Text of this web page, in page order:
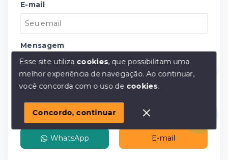
E-mail
Mensagem
Concordo com a Política de Privacidade
WhatsApp E-mail
Olá! em posso ajudar?
Esse site utiliza cookies, que possibilitam uma
melhor experiência de navegação.Ao continuar,
você concorda com o uso de cookies.
Concordo, continuar